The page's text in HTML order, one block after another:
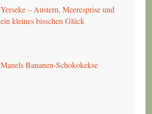
Yerseke – Austern, Meeresprise und
ein kleines bisschen Glück
Manels Bananen-Schokokekse